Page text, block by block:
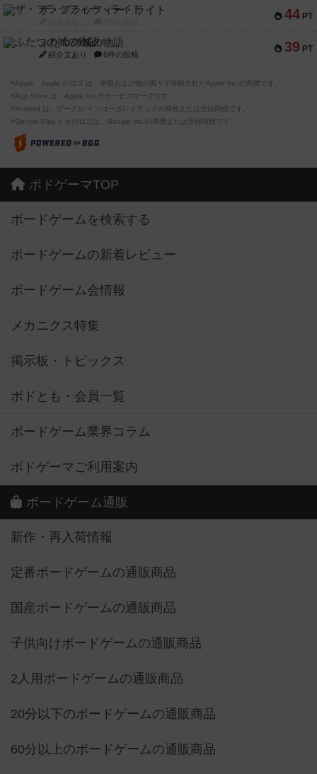
44 PT
ザ・フラッフィー・ライト
39 PT
ふたつの城の物語
紹介文あり 6件の投稿
※Apple、Apple のロゴ は、米国および他の国々で登録されたApple Inc.の商標です。
※App Store は、Apple Inc.のサービスマークです。
※Android は、グーグル インコーポレイテッドの商標または登録商標です。
※Google Play とそのロゴは、Google Inc.の商標または登録商標です。
ボドゲーマTOP
ボードゲームを検索する
ボードゲームの新着レビュー
ボードゲーム会情報
メカニクス特集
掲示板・トピックス
ボドとも・会員一覧
ボードゲーム業界コラム
ボドゲーマご利用案内
ボードゲーム通販
新作・再入荷情報
定番ボードゲームの通販商品
国産ボードゲームの通販商品
子供向けボードゲームの通販商品
2人用ボードゲームの通販商品
20分以下のボードゲームの通販商品
60分以上のボードゲームの通販商品